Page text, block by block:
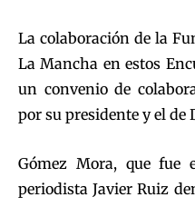
La colaboración de la
La Mancha en estos
un convenio de
por su presidente y el de
Gómez Mora, que fue
periodista Javier Ruiz